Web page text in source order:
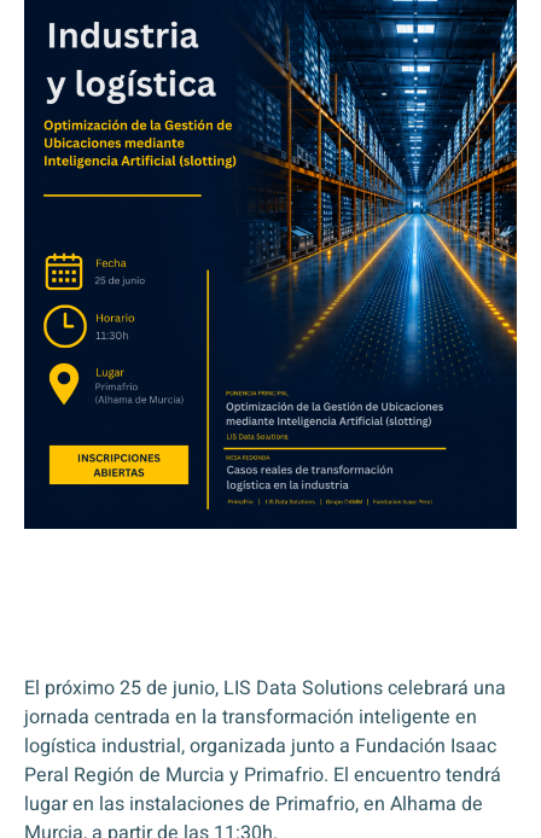
El próximo 25 de junio, LIS Data Solutions celebrará una
jornada centrada en la transformación inteligente en
logística industrial, organizada junto a Fundación Isaac
Peral Región de Murcia y Primafrio. El encuentro tendrá
lugar en las instalaciones de Primafrio, en Alhama de